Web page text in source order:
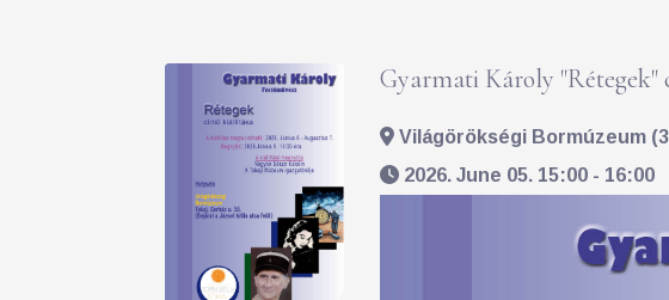
Gyarmati Károly
Világörökségi Bormúzeum
2026. June 05. 15:00 - 16:00